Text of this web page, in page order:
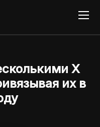
X
их в